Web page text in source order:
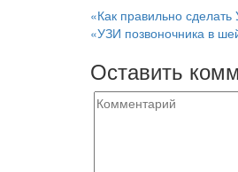
Навигация
по
записям
«Как правильно
«УЗИ позвоночника в
Оставить